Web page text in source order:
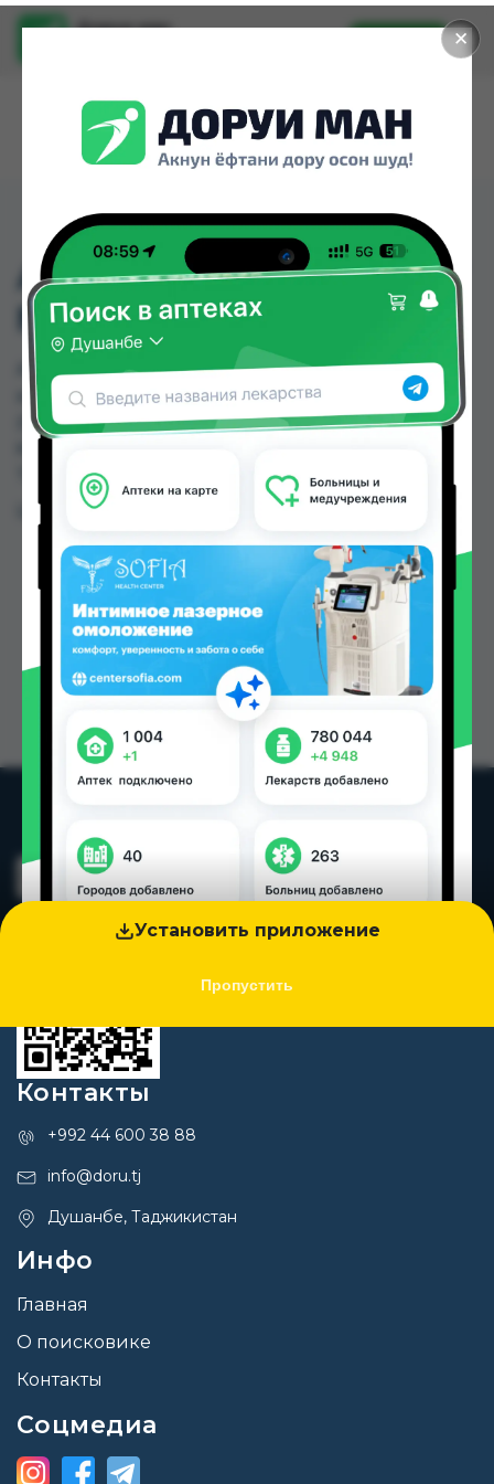
✕
Установить приложение
Пропустить
Доруи ман
Установить
АМОКСИЦИЛИН 250МГ
№20
АМОКСИЦИЛИН 250МГ №20 можно купить или
заказать в аптеках, Аптека АХРОМ, Аптека Нур
(Nur), Арча, Аслфарм №1, Аслфарм №3, Аслфарм
TJS в Душанбе и других городах Таджикистана
Цена: от3.05 TJS
Контакты
+992 44 600 38 88
info@doru.tj
Душанбе, Таджикистан
Инфо
Главная
О поисковике
Контакты
Соцмедиа